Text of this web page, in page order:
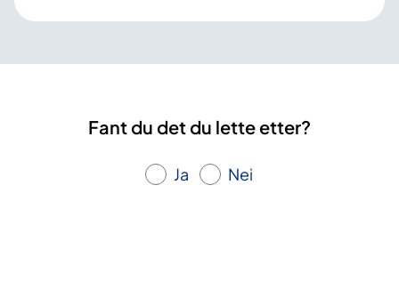
Fant du det du lette etter?
Ja Nei